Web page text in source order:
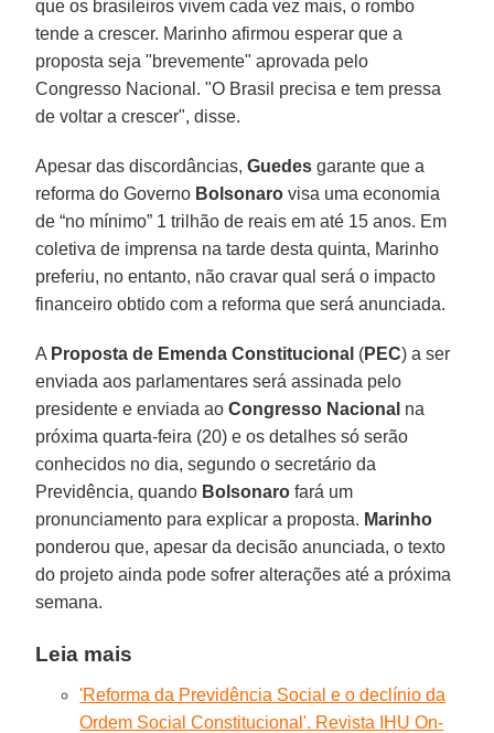
que os brasileiros vivem cada vez mais, o rombo
tende a crescer. Marinho afirmou esperar que a
proposta seja "brevemente" aprovada pelo
Congresso Nacional. "O Brasil precisa e tem pressa
de voltar a crescer", disse.
Apesar das discordâncias,Guedes garante que a
reforma do Governo Bolsonaro visa uma economia
de “no mínimo” 1 trilhão de reais em até 15 anos. Em
coletiva de imprensa na tarde desta quinta, Marinho
preferiu, no entanto, não cravar qual será o impacto
financeiro obtido com a reforma que será anunciada.
A Proposta de Emenda Constitucional (PEC) a ser
enviada aos parlamentares será assinada pelo
presidente e enviada aoCongresso Nacional na
próxima quarta-feira (20) e os detalhes só serão
conhecidos no dia, segundo o secretário da
Previdência, quando Bolsonaro fará um
pronunciamento para explicar a proposta. Marinho
ponderou que, apesar da decisão anunciada, o texto
do projeto ainda pode sofrer alterações até a próxima
semana.
Leia mais
'Reforma da Previdência Social e o declínio da
Ordem Social Constitucional'. Revista IHU On-